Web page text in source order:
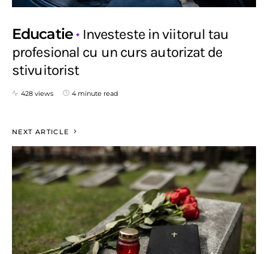
Educatie
Investeste in viitorul tau
profesional cu un curs autorizat de
stivuitorist
428 views 4 minute read
NEXT ARTICLE